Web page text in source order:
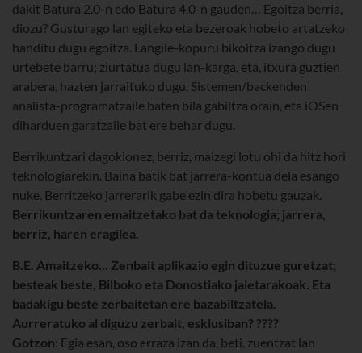
dakit Batura 2.0-n edo Batura 4.0-n gauden… Egoitza berria,
diozu? Gusturago lan egiteko eta bezeroak hobeto artatzeko
handitu dugu egoitza. Langile-kopuru bikoitza izango dugu
urtebete barru; ziurtatua dugu lan-karga, eta, itxura guztien
arabera, hazten jarraituko dugu. Sistemen/backenden
analista-programatzaile baten bila gabiltza orain, eta iOSen
diharduen garatzaile bat ere behar dugu.
Berrikuntzari dagokionez, berriz, maizegi lotu ohi da hitz hori
teknologiarekin. Baina batik bat jarrera-kontua dela esango
nuke. Berritzeko jarrerarik gabe ezin dira hobetu gauzak.
Berrikuntzaren emaitzetako bat da teknologia; jarrera,
berriz, haren eragilea.
B.E. Amaitzeko... Zenbait aplikazio egin dituzue guretzat;
besteak beste, Bilboko eta Donostiako jaietarakoak. Eta
badakigu beste zerbaitetan ere bazabiltzatela.
Aurreratuko al diguzu zerbait, esklusiban? ????
Gotzon: Egia esan, oso erraza izan da, beti, zuentzat lan